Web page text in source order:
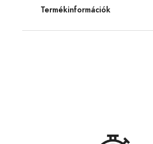
Termékinformációk